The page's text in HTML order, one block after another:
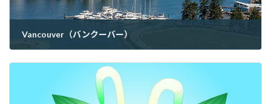
Vancouver（バンクーバー）